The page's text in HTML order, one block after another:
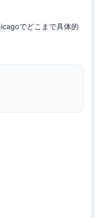
でどこまで具体的